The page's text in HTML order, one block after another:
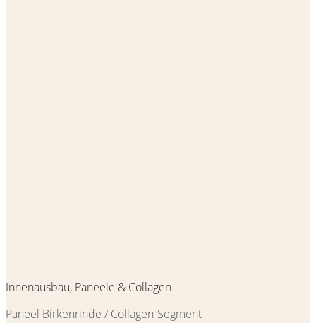
Innenausbau, Paneele & Collagen
Paneel Birkenrinde / Collagen-Segment